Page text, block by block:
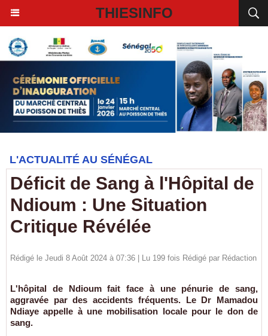
THIESINFO
L'ACTUALITÉ AU SÉNÉGAL
Déficit de Sang à l'Hôpital de
Ndioum : Une Situation
Critique Révélée
Rédigé le Jeudi 8 Août 2024 à 07:36 | Lu 199 fois Rédigé par Rédaction
L'hôpital de Ndioum fait face à une pénurie de sang,
aggravée par des accidents fréquents. Le Dr Mamadou
Ndiaye appelle à une mobilisation locale pour le don de
sang.